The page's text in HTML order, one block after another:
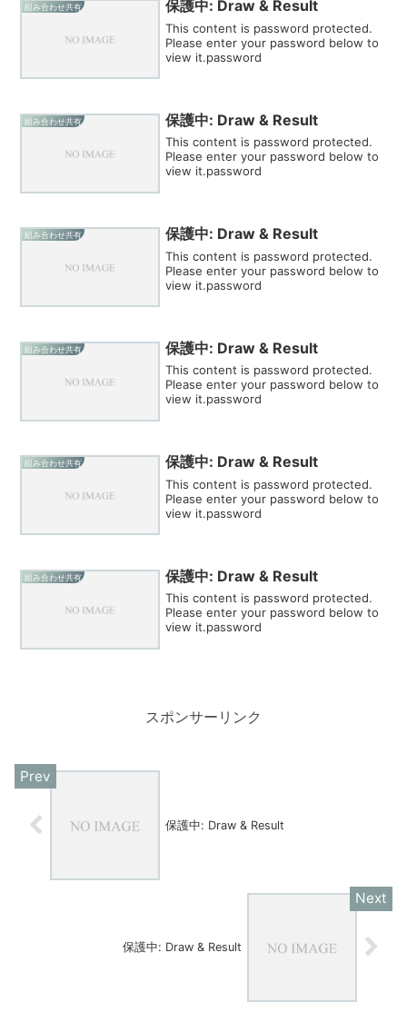
組み合わせ共有 保護中: Draw & Result
This content is password protected.
Please enter your password below to
view it.password
組み合わせ共有 保護中: Draw & Result
This content is password protected.
Please enter your password below to
view it.password
組み合わせ共有 保護中: Draw & Result
This content is password protected.
Please enter your password below to
view it.password
組み合わせ共有 保護中: Draw & Result
This content is password protected.
Please enter your password below to
view it.password
組み合わせ共有 保護中: Draw & Result
This content is password protected.
Please enter your password below to
view it.password
組み合わせ共有 保護中: Draw & Result
This content is password protected.
Please enter your password below to
view it.password
スポンサーリンク
保護中: Draw & Result
保護中: Draw & Result